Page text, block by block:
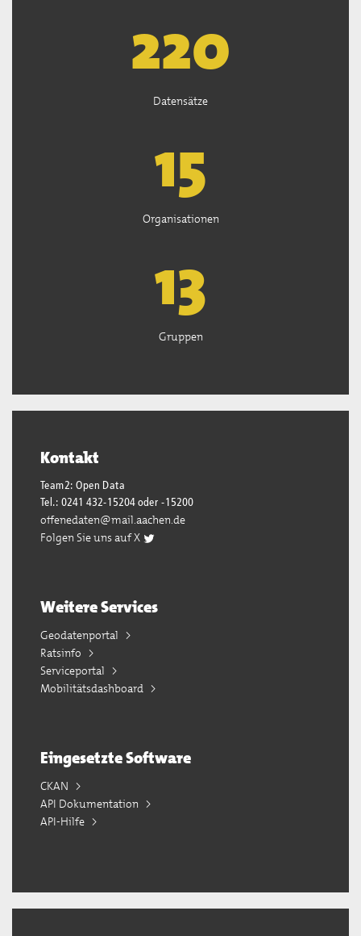
222
Datensätze
15
Organisationen
13
Gruppen
Kontakt
Team2: Open Data
Tel.: 0241 432-15204 oder -15200
offenedaten@mail.aachen.de
Folgen Sie uns auf X
Weitere Services
Geodatenportal
Ratsinfo
Serviceportal
Mobilitätsdashboard
Eingesetzte Software
CKAN
API Dokumentation
API-Hilfe